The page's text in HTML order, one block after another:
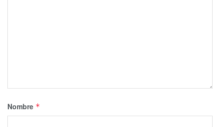
Nombre *